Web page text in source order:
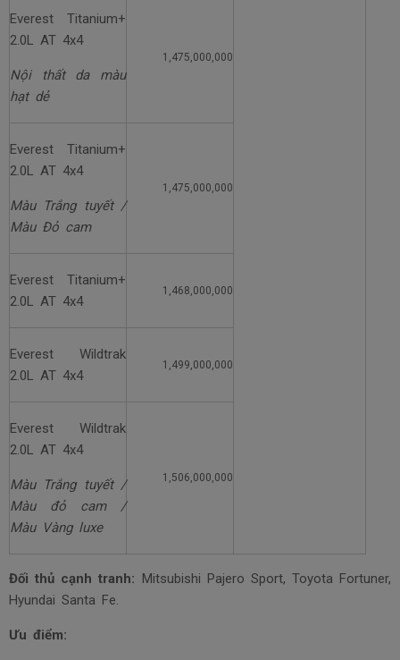
Everest Titanium+
2.0L AT 4x4
Nội thất da màu
hạt dẻ
1,475,000,000
Everest Titanium+
2.0L AT 4x4
Màu Trắng tuyết /
Màu Đỏ cam
1,475,000,000
Everest Titanium+
2.0L AT 4x4
1,468,000,000
Everest Wildtrak
2.0L AT 4x4
1,499,000,000
Everest Wildtrak
2.0L AT 4x4
Màu Trắng tuyết /
Màu đỏ cam /
Màu Vàng luxe
1,506,000,000
Đối thủ cạnh tranh: Mitsubishi Pajero Sport, Toyota Fortuner,
Hyundai Santa Fe.
Ưu điểm: